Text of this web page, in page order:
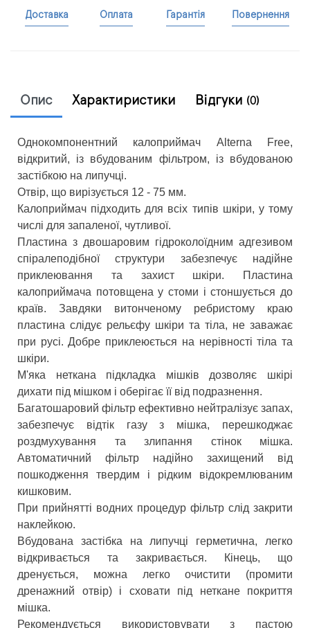
Доставка Оплата Гарантія Повернення
Опис Характиристики Відгуки (0)
Однокомпонентний калоприймач Alterna Free,
відкритий, із вбудованим фільтром, із вбудованою
застібкою на липучці.
Отвір, що вирізується 12 - 75 мм.
Калоприймач підходить для всіх типів шкіри, у тому
числі для запаленої, чутливої.
Пластина з двошаровим гідроколоїдним адгезивом
спіралеподібної структури забезпечує надійне
приклеювання та захист шкіри. Пластина
калоприймача потовщена у стоми і стоншується до
країв. Завдяки витонченому ребристому краю
пластина слідує рельєфу шкіри та тіла, не заважає
при русі. Добре приклеюється на нерівності тіла та
шкіри.
М'яка неткана підкладка мішків дозволяє шкірі
дихати під мішком і оберігає її від подразнення.
Багатошаровий фільтр ефективно нейтралізує запах,
забезпечує відтік газу з мішка, перешкоджає
роздмухування та злипання стінок мішка.
Автоматичний фільтр надійно захищений від
пошкодження твердим і рідким відокремлюваним
кишковим.
При прийнятті водних процедур фільтр слід закрити
наклейкою.
Вбудована застібка на липучці герметична, легко
відкривається та закривається. Кінець, що
дренується, можна легко очистити (промити
дренажний отвір) і сховати під неткане покриття
мішка.
Рекомендується використовувати з пастою